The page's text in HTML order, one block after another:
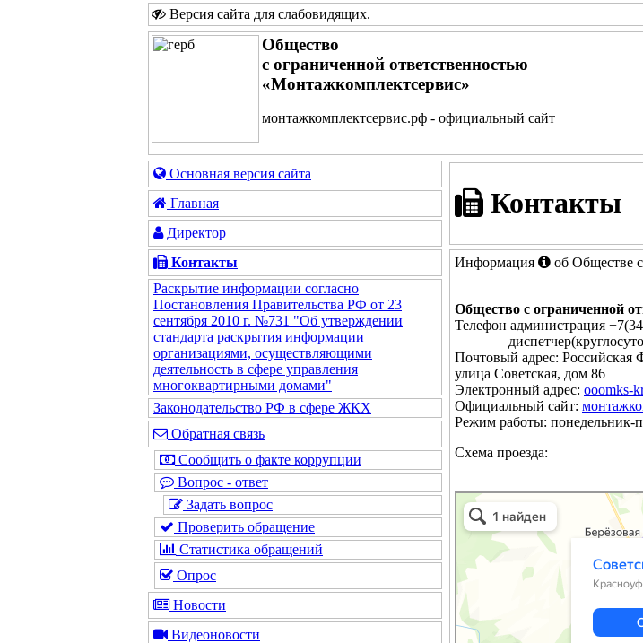
Версия сайта для слабовидящих.
Общество
с ограниченной ответственностью
«Монтажкомплектсервис»
монтажкомплектсервис.рф - официальный сайт
Основная версия сайта
Главная
Директор
Контакты
Раскрытие информации согласно
Постановления Правительства РФ от 23
сентября 2010 г. №731 "Об утверждении
стандарта раскрытия информации
организациями, осуществляющими
деятельность в сфере управления
многоквартирными домами"
Законодательство РФ в сфере ЖКХ
Обратная связь
Сообщить о факте коррупции
Вопрос - ответ
Задать вопрос
Проверить обращение
Статистика обращений
Опрос
Новости
Видеоновости
Контакты
Информация об Обществе
Общество с ограниченной
Телефон администрация
Почтовый адрес: Российская
улица Советская, дом 86
Электронный адрес: ooomks-
Официальный сайт:
Режим работы: понедельник-
Схема проезда:
Красноуфимск
Советская улица, 86 — Яндекс.Карты